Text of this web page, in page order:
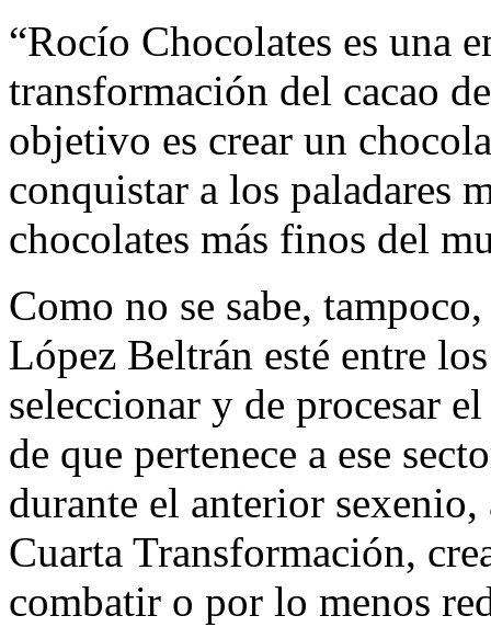
“Rocío Chocolates es una
transformación del cacao
objetivo es crear un
conquistar a los paladares
chocolates más finos del
Como no se sabe,
López Beltrán esté entre
seleccionar y de procesar
de que pertenece a ese
durante el anterior
Cuarta Transformación,
combatir o por lo menos